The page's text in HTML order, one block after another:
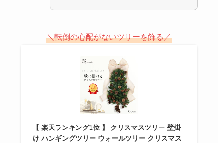
＼転倒の心配がないツリーを飾る／
【 楽天ランキング1位 】 クリスマスツリー 壁掛
け ハンギングツリー ウォールツリー クリスマス